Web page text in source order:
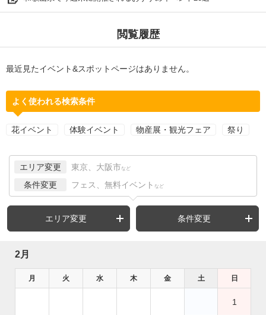
閲覧履歴
最近見たイベント&スポットページはありません。
よく使われる検索条件
花イベント 体験イベント 物産展・観光フェア 祭り
エリア変更 東京、大阪市 など
条件変更 フェス、無料イベント など
エリア変更 条件変更
2月
月 火 水 木 金 土 日
1